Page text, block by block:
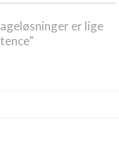
er lige